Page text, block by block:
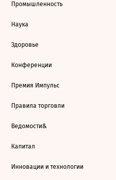
Промышленность
Наука
Здоровье
Конференции
Премия Импульс
Правила торговли
Ведомости&
Капитал
Инновации и технологии